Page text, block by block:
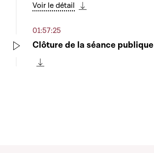
Voir le détail
01:57:25
Clôture de la séance publique